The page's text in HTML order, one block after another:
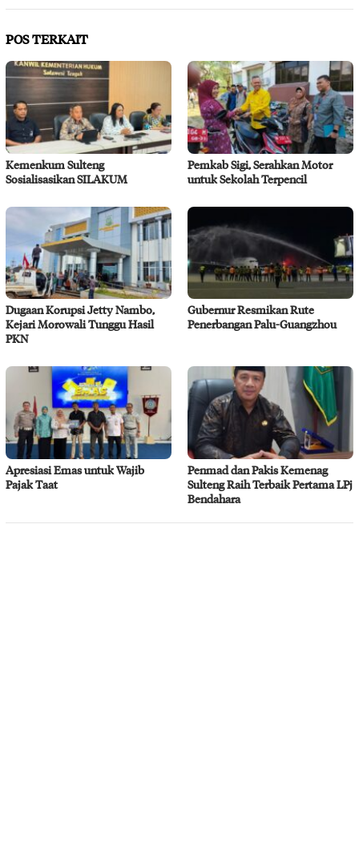
POS TERKAIT
Kemenkum Sulteng
Sosialisasikan SILAKUM
Pemkab Sigi, Serahkan Motor
untuk Sekolah Terpencil
Dugaan Korupsi Jetty Nambo,
Kejari Morowali Tunggu Hasil
PKN
Gubernur Resmikan Rute
Penerbangan Palu-Guangzhou
Apresiasi Emas untuk Wajib
Pajak Taat
Penmad dan Pakis Kemenag
Sulteng Raih Terbaik Pertama LPj
Bendahara